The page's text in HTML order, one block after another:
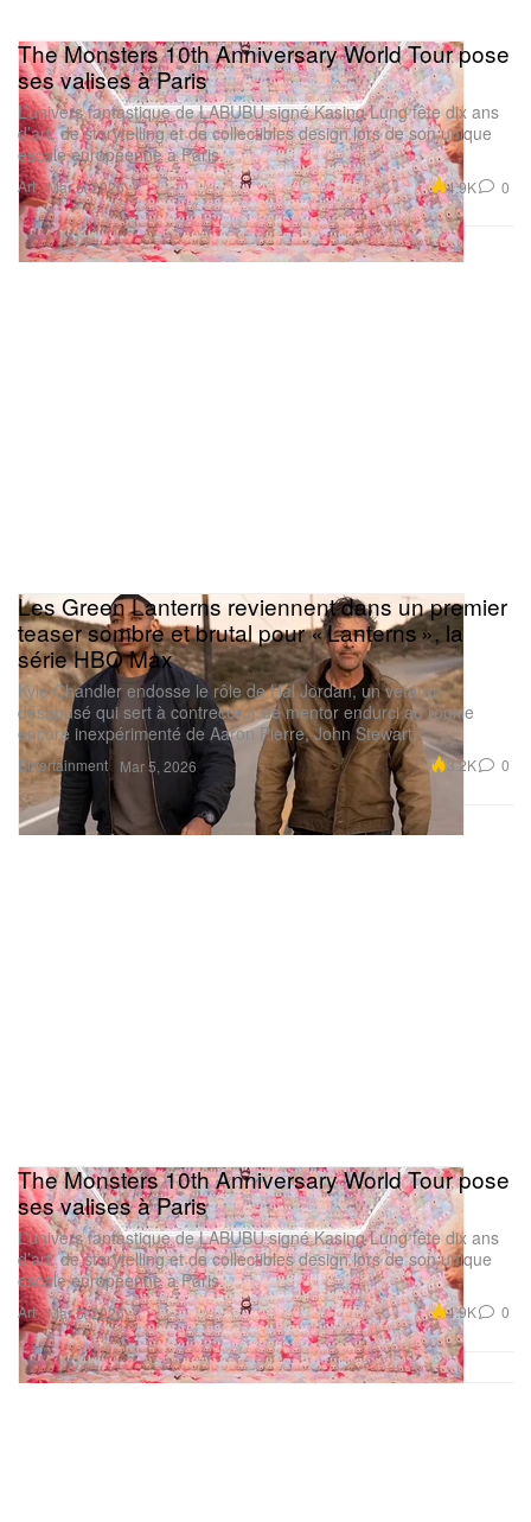
Art
The Monsters 10th Anniversary World Tour pose
ses valises à Paris
L’univers fantastique de LABUBU signé Kasing Lung fête dix ans
d’art, de storytelling et de collectibles design lors de son unique
escale européenne à Paris.
Mar 5, 2026 4.9K 0
Entertainment
Les Green Lanterns reviennent dans un premier
teaser sombre et brutal pour « Lanterns », la
série HBO Max
Kyle Chandler endosse le rôle de Hal Jordan, un vétéran
désabusé qui sert à contrecœur de mentor endurci au rookie
encore inexpérimenté de Aaron Pierre, John Stewart.
Mar 5, 2026 3.2K 0
Art
The Monsters 10th Anniversary World Tour pose
ses valises à Paris
L’univers fantastique de LABUBU signé Kasing Lung fête dix ans
d’art, de storytelling et de collectibles design lors de son unique
escale européenne à Paris.
Mar 5, 2026 4.9K 0